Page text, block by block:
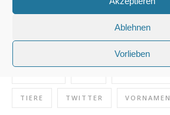
Ablehnen
Vorlieben
PRESSE
SCHREIBEN
TIERE TWITTER VORNAMEN